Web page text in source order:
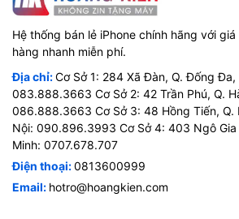
Hệ thống bán lẻ iPhone chính hãng với
hàng nhanh miễn phí.
Địa chỉ:Cơ Sở 1: 284 Xã Đàn, Q. Đống Đa,
083.888.3663 Cơ Sở 2: 42 Trần Phú, Q.
086.888.3663 Cơ Sở 3: 48 Hồng Tiến, Q.
Nội: 090.896.3993 Cơ Sở 4: 403 Ngô Gia
Minh: 0707.678.707
Điện thoại:0813600999
Email: hotro@hoangkien.com